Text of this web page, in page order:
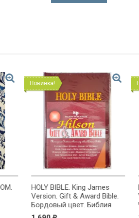
Bible.
Новинка!
HOLY BIBLE. King James
Version. Gift & Award Bible.
Черный цвет. Библия
Короля Иакова на